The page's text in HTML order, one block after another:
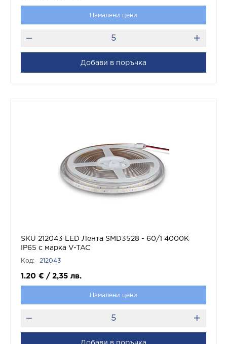
Намалени цени
Добави в поръчка
SKU 212043 LED Лента SMD3528 - 60/1 4000K
IP65 с марка V-TAC
Код: 212043
1.20 € / 2,35 лв.
Намалени цени